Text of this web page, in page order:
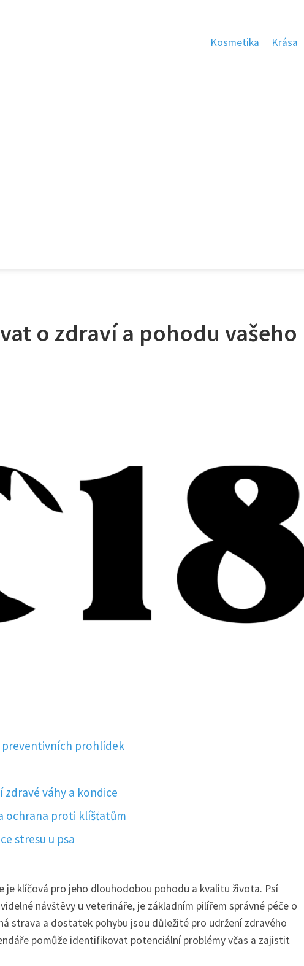
Kosmetika Krása
o zdraví a pohodu vašeho
prohlídek
zdravé váhy a kondice
ochrana proti klíšťatům
stresu u psa
je klíčová pro jeho dlouhodobou pohodu a kvalitu života. Psí
návštěvy u veterináře, je základním pilířem správné péče o
strava a dostatek pohybu jsou důležité pro udržení zdravého
pomůže identifikovat potenciální problémy včas a zajistit